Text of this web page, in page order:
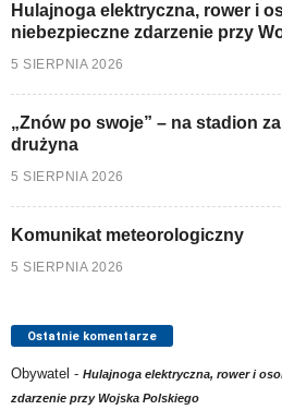
Hulajnoga elektryczna, rower i
niebezpieczne zdarzenie przy
5 SIERPNIA 2026
„Znów po swoje” – na stadion
drużyna
5 SIERPNIA 2026
Komunikat meteorologiczny
5 SIERPNIA 2026
Ostatnie komentarze
Obywatel - Hulajnoga elektryczna, rower i
zdarzenie przy Wojska Polskiego